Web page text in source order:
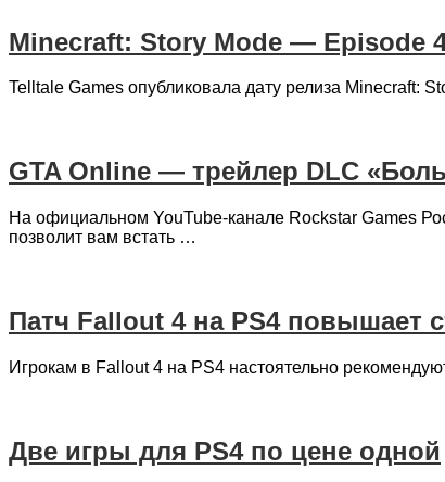
Minecraft: Story Mode — Episode
Telltale Games опубликовала дату релиза Minecraft:
GTA Online — трейлер DLC
На официальном YouTube-канале Rockstar Games
позволит вам встать …
Патч Fallout 4 на PS4 повышает
Игрокам в Fallout 4 на PS4 настоятельно
Две игры для PS4 по цене одной